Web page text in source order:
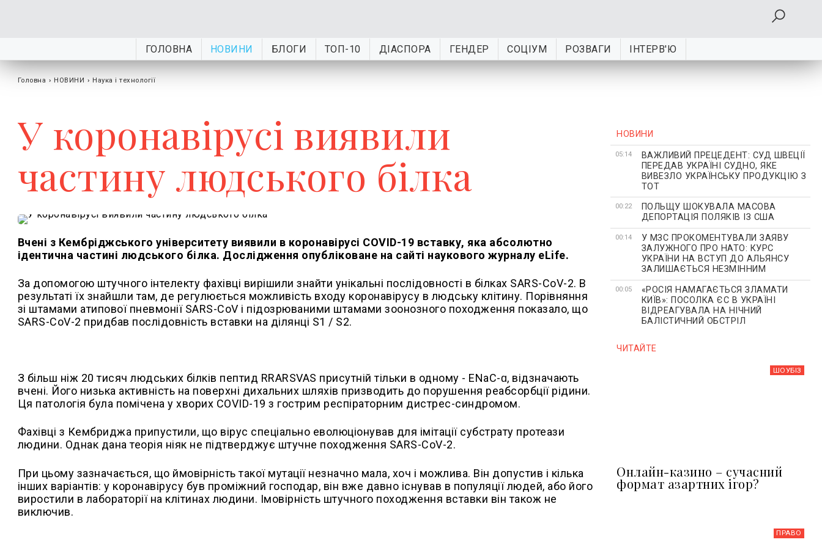
ГОЛОВНА НОВИНИ БЛОГИ ТОП-10 ДІАСПОРА ГЕНДЕР СОЦІУМ РОЗВАГИ ІНТЕРВ'Ю
Головна › НОВИНИ › Наука і технології
У коронавірусі виявили
частину людського білка
Вчені з Кембріджського університету виявили в коронавірусі COVID-19 вставку, яка абсолютно
ідентична частині людського білка. Дослідження опубліковане на сайті наукового журналу eLife.
За допомогою штучного інтелекту фахівці вирішили знайти унікальні послідовності в білках SARS-CoV-2. В
результаті їх знайшли там, де регулюється можливість входу коронавірусу в людську клітину. Порівняння
зі штамами атипової пневмонії SARS-CoV і підозрюваними штамами зоонозного походження показало, що
SARS-CoV-2 придбав послідовність вставки на ділянці S1 / S2.
З більш ніж 20 тисяч людських білків пептид RRARSVAS присутній тільки в одному - ENaC-ɑ, відзначають
вчені. Його низька активність на поверхні дихальних шляхів призводить до порушення реабсорбції рідини.
Ця патологія була помічена у хворих COVID-19 з гострим респіраторним дистрес-синдромом.
Фахівці з Кембриджа припустили, що вірус спеціально еволюціонував для імітації субстрату протеази
людини. Однак дана теорія ніяк не підтверджує штучне походження SARS-CoV-2.
При цьому зазначається, що ймовірність такої мутації незначно мала, хоч і можлива. Він допустив і кілька
інших варіантів: у коронавірусу був проміжний господар, він вже давно існував в популяції людей, або його
виростили в лабораторії на клітинах людини. Імовірність штучного походження вставки він також не
виключив.
НОВИНИ
05:14
ВАЖЛИВИЙ ПРЕЦЕДЕНТ: СУД ШВЕЦІЇ
ПЕРЕДАВ УКРАЇНІ СУДНО, ЯКЕ
ВИВЕЗЛО УКРАЇНСЬКУ ПРОДУКЦІЮ З
ТОТ
00:22
ПОЛЬЩУ ШОКУВАЛА МАСОВА
ДЕПОРТАЦІЯ ПОЛЯКІВ ІЗ США
00:14
У МЗС ПРОКОМЕНТУВАЛИ ЗАЯВУ
ЗАЛУЖНОГО ПРО НАТО: КУРС
УКРАЇНИ НА ВСТУП ДО АЛЬЯНСУ
ЗАЛИШАЄТЬСЯ НЕЗМІННИМ
00:05
«РОСІЯ НАМАГАЄТЬСЯ ЗЛАМАТИ
КИЇВ»: ПОСОЛКА ЄС В УКРАЇНІ
ВІДРЕАГУВАЛА НА НІЧНИЙ
БАЛІСТИЧНИЙ ОБСТРІЛ
ЧИТАЙТЕ
ШОУБIЗ
Онлайн-казино – сучасний
формат азартних ігор?
ПРАВО